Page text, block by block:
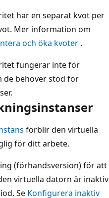
har en separat kvot per
Mer information om
och öka kvoter .
fungerar inte för
de behöver stöd för
förblir den virtuella
för ditt arbete.
(förhandsversion) för att
virtuella datorn är inaktiv
Se Konfigurera inaktiv